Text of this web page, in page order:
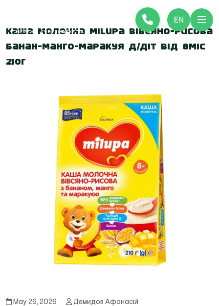
EN
Каша молочна Milupa вівсяно-рисова
банан-манго-маракуя д/діт від 8міс
210г
May 26, 2026 Демидов Афанасій